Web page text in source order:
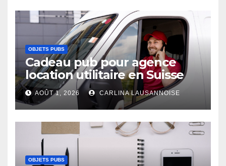
OBJETS PUBS
Cadeau pub pour agence
location utilitaire en Suisse
AOÛT 1, 2026 CARLINA LAUSANNOISE
OBJETS PUBS